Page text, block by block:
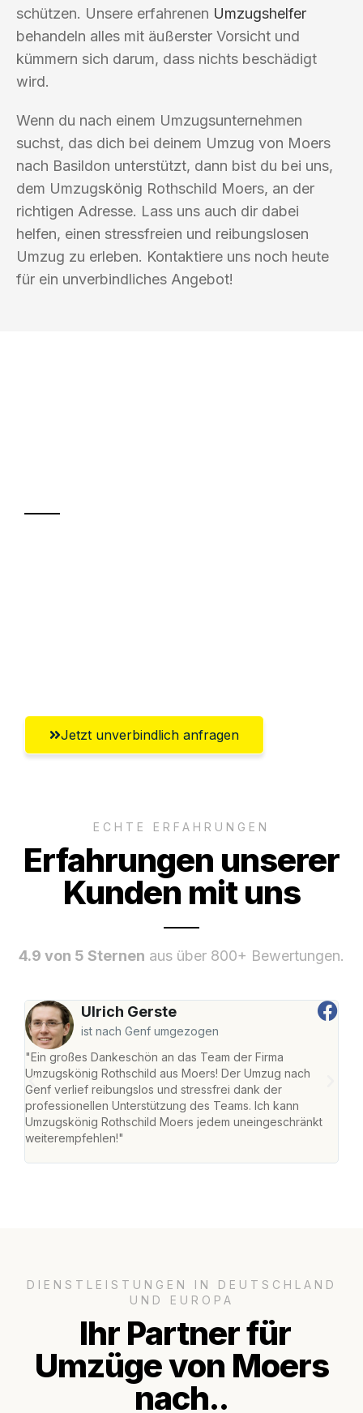
schützen. Unsere erfahrenen Umzugshelfer
behandeln alles mit äußerster Vorsicht und
kümmern sich darum, dass nichts beschädigt
wird.
Wenn du nach einem Umzugsunternehmen
suchst, das dich bei deinem Umzug von Moers
nach Basildon unterstützt, dann bist du bei uns,
dem Umzugskönig Rothschild Moers, an der
richtigen Adresse. Lass uns auch dir dabei
helfen, einen stressfreien und reibungslosen
Umzug zu erleben. Kontaktiere uns noch heute
für ein unverbindliches Angebot!
Jetzt unverbindlich anfragen
ECHTE ERFAHRUNGEN
Erfahrungen unserer
Kunden mit uns
4.9 von 5 Sternen aus über 800+ Bewertungen.
Ulrich Gerste
ist nach Genf umgezogen
"Ein großes Dankeschön an das Team der Firma
Umzugskönig Rothschild aus Moers! Der Umzug nach
Genf verlief reibungslos und stressfrei dank der
professionellen Unterstützung des Teams. Ich kann
Umzugskönig Rothschild Moers jedem uneingeschränkt
weiterempfehlen!"
DIENSTLEISTUNGEN IN DEUTSCHLAND
UND EUROPA
Ihr Partner für
Umzüge von Moers
nach..